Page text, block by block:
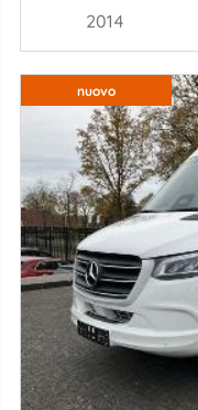
2014
nuovo